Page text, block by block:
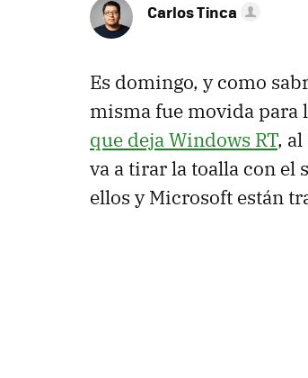
Carlos Tinca
Es domingo, y como
misma fue movida para
que deja Windows RT,
va a tirar la toalla con el
ellos y Microsoft están